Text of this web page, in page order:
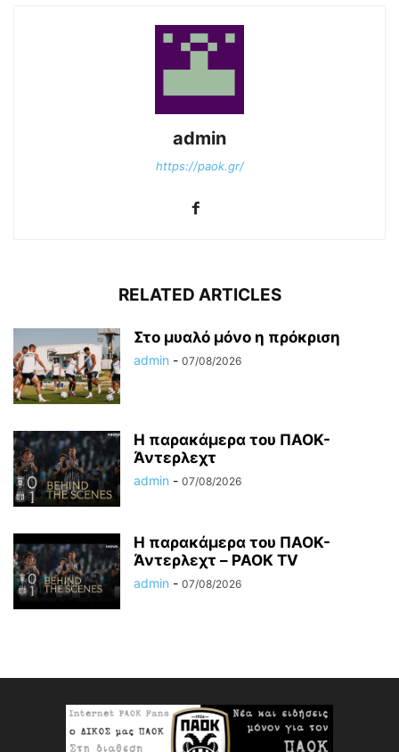
admin
https://paok.gr/
RELATED ARTICLES
Στο μυαλό μόνο η πρόκριση
admin - 07/08/2026
Η παρακάμερα του ΠΑΟΚ-
Άντερλεχτ
admin - 07/08/2026
Η παρακάμερα του ΠΑΟK-
Άντερλεχτ – PAOK TV
admin - 07/08/2026